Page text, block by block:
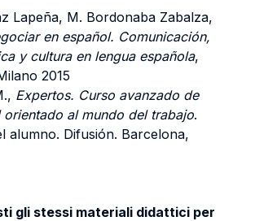
Lapeña, M. Bordonaba Zabalza,
en español. Comunicación,
y cultura en lengua española,
2015
Expertos. Curso avanzado de
orientado al mundo del trabajo.
alumno. Difusión. Barcelona,
gli stessi materiali didattici per